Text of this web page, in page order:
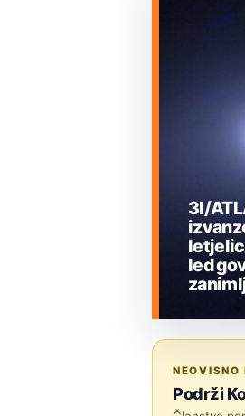
3I/
led
NEOVISNO
Podrži